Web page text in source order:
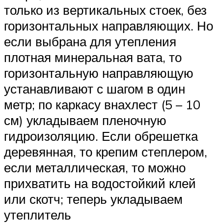
только из вертикальных стоек, без
горизонтальных направляющих. Но
если выбрана для утепления
плотная минеральная вата, то
горизонтальную направляющую
устанавливают с шагом в один
метр; по каркасу внахлест (5 – 10
см) укладываем пленочную
гидроизоляцию. Если обрешетка
деревянная, то крепим степлером,
если металлическая, то можно
прихватить на водостойкий клей
или скотч; теперь укладываем
утеплитель